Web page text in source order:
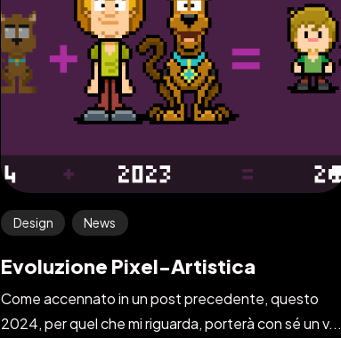
Design News
Evoluzione Pixel-Artistica
Come accennato in un post precedente, questo
2024, per quel che mi riguarda, porterà con sé un v...